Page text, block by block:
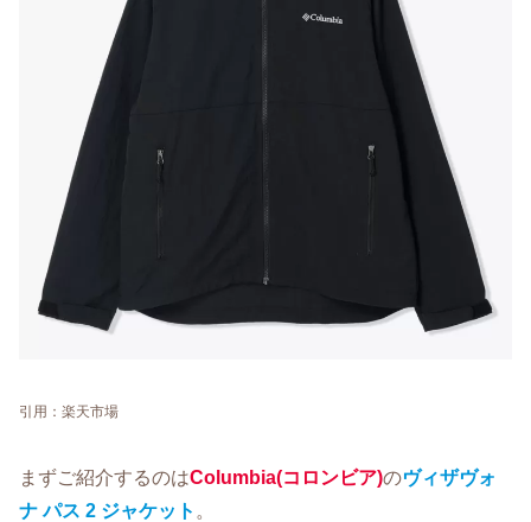
引用：楽天市場
まずご紹介するのはColumbia(コロンビア)のヴィザヴォ
ナ パス 2 ジャケット 。